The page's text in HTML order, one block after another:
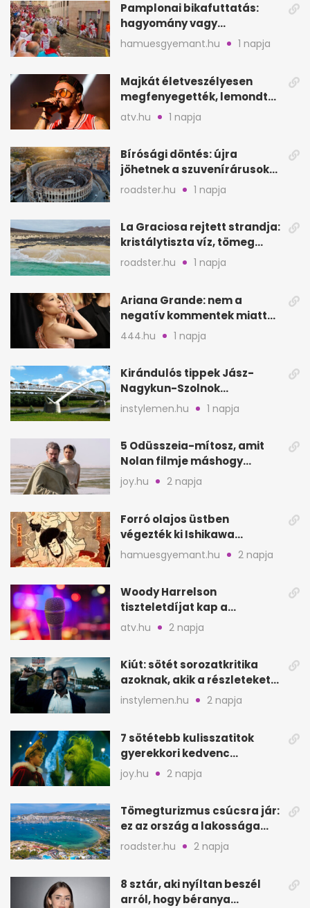
Pamplonai bikafuttatás:
hagyomány vagy
értelmetlen vérontás?
hamuesgyemant.hu 1 napja
Majkát életveszélyesen
megfenyegették, lemondta
a sepsiszentgyörgyi
atv.hu 1 napja
Bírósági döntés: újra
jöhetnek a szuvenírárusok
Európa ikonikus helyére
roadster.hu 1 napja
La Graciosa rejtett strandja:
kristálytiszta víz, tömeg
nélkül
roadster.hu 1 napja
Ariana Grande: nem a
negatív kommentek miatt
vonul vissza
444.hu 1 napja
Kirándulós tippek Jász-
Nagykun-Szolnok
megyében: 6 kihagyhatatlan
hely
instylemen.hu 1 napja
5 Odüsszeia-mítosz, amit
Nolan filmje máshogy
mutat, mint Homérosz
joy.hu 2 napja
Forró olajos üstben
végezték ki Ishikawa
Goemont, Japán Robin
Hoodját
hamuesgyemant.hu 2 napja
Woody Harrelson
tiszteletdíjat kap a
Szarajevói Filmfesztiválon
atv.hu 2 napja
Kiút: sötét sorozatkritika
azoknak, akik a részleteket
keresik
instylemen.hu 2 napja
7 sötétebb kulisszatitok
gyerekkori kedvenc
filmjeinkről a Joy szerint
joy.hu 2 napja
Tömegturizmus csúcsra jár:
ez az ország a lakossága
kétszeresét fogadja
roadster.hu 2 napja
8 sztár, aki nyíltan beszél
arról, hogy béranya